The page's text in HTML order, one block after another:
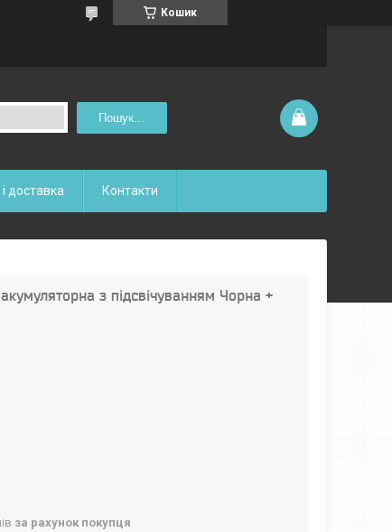
Кошик
Пошук...
доставка Контакти
з підсвічуванням Чорна +
за рахунок покупця